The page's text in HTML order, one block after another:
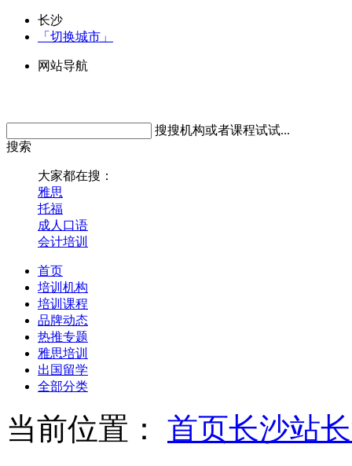
长沙
「切换城市」
网站导航
搜搜机构或者课程试试...
搜索
大家都在搜：
雅思
托福
成人口语
会计培训
首页
培训机构
培训课程
品牌动态
热推专题
雅思培训
出国留学
全部分类
当前位置： 首页长沙站